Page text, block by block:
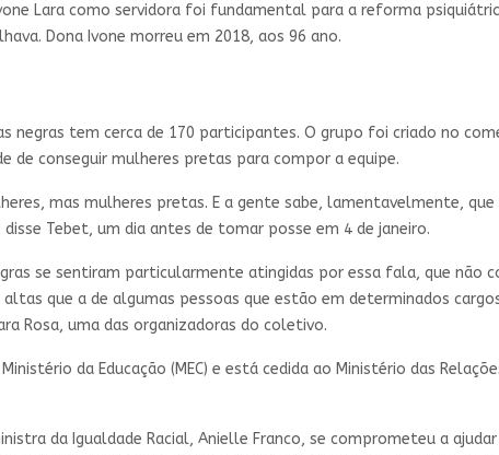
Lara como servidora foi fundamental para a reforma
Dona Ivone morreu em 2018, aos 96 ano.
negras tem cerca de 170 participantes. O grupo foi criado no
de conseguir mulheres pretas para compor a equipe.
mas mulheres pretas. E a gente sabe, lamentavelmente,
disse Tebet, um dia antes de tomar posse em 4 de janeiro.
se sentiram particularmente atingidas por essa fala, que
que a de algumas pessoas que estão em determinados
Rosa, uma das organizadoras do coletivo.
da Educação (MEC) e está cedida ao Ministério das
da Igualdade Racial, Anielle Franco, se comprometeu a